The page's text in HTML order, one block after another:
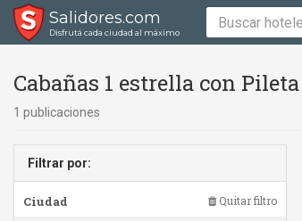
Salidores.com
Disfrutá cada ciudad al máximo
Cabañas 1 estrella con
1 publicaciones
Filtrar por:
Ciudad Quitar filtro